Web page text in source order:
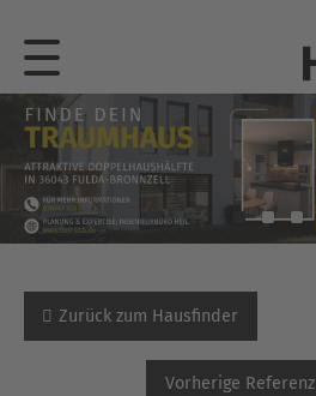
Zurück zum Hausfinder
Vorherige Referenz